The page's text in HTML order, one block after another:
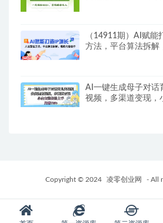
（14911期）AI赋能
方法，平台算法拆解
AI一键生成母子对话
视频，多渠道变现，
Copyright © 2024 凌零创业网 - All